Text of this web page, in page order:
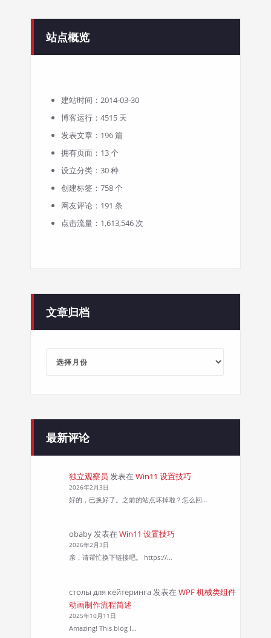
站点概览
建站时间：2014-03-30
博客运行：4515 天
发表文章：196 篇
拥有页面：13 个
设立分类：30 种
创建标签：758 个
网友评论：191 条
点击流量：1,613,546 次
文章归档
最新评论
独立观察员 发表在 Win11 设置技巧
2026年2月3日
好的，已换好了。之前的站点坏掉啦？怎么回…
obaby发表在 Win11 设置技巧
2026年2月3日
亲，请帮忙换下链接吧。 https://…
столы для кейтеринга发表在 WPF 机械类组件
动画制作流程简述
2025年10月11日
Amazing! This blog l…